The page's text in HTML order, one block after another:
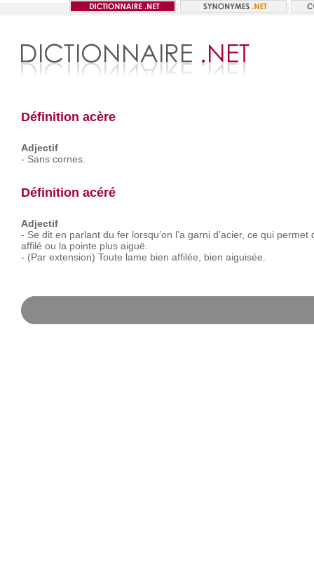
Définition acère
Adjectif
- Sans cornes.
Définition acéré
Adjectif
- Se dit en parlant du fer lorsqu’on l’a garni d’acier, ce qui permet
affilé ou la pointe plus aiguë.
- (Par extension) Toute lame bien affilée, bien aiguisée.